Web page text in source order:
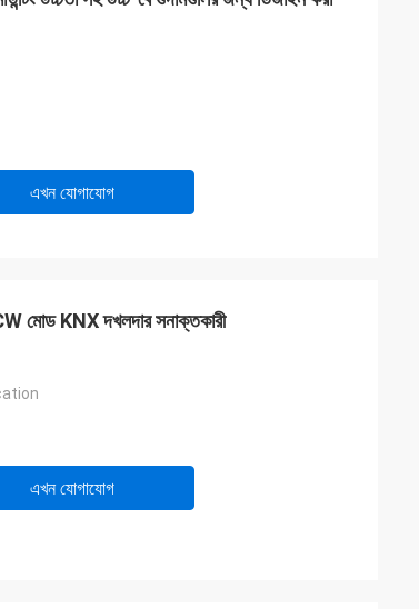
এখন যোগাযোগ
মোড KNX দখলদার সনাক্তকারী
এখন যোগাযোগ